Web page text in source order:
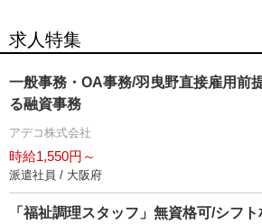
求人特集
一般事務・OA事務/羽曳野直接雇用前
る融資事務
アデコ株式会社
時給1,550円～
派遣社員 / 大阪府
「福祉調理スタッフ」無資格可/シフ